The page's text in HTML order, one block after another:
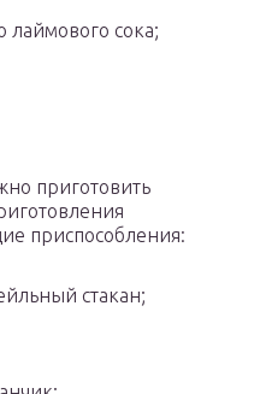
лаймового сока;
приготовить
приспособления:
стакан;